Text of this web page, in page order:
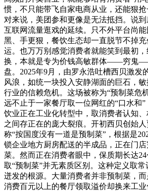
惯，不只能带飞自家电商从业，还能狠
对来说，美团参和更像是无法抵挡。说
互联网流量逛戏的延续。只不外平台尚
黑、手更狠，餐饮生态却一直脱节不掉
运。也万万别感觉消费者就能笑到最初
换，本就是专为价钱高敏群体——穷鬼
盘。2025年9月，由罗永浩吐槽西贝激发
风浪，如统一块投入安静湖面的巨石，
行业的信赖危机。这场被称为“预制菜危
远不止于一家餐厅取一位网红的“口水和
饮业正在工业化转型中，取消费者认知
之间存正在的庞大裂痕。开初西贝创始
称“按国度没有一道是预制菜”，根据是
锁企业地方厨房配送的半成品，正在门
菜。然而正在消费者眼中，保质期长达
取“预制菜”并无素质区别。这种定义取
迸发的根源。大量消费者并非预制菜，而
消费百元以上的餐厅领取溢价却换来工